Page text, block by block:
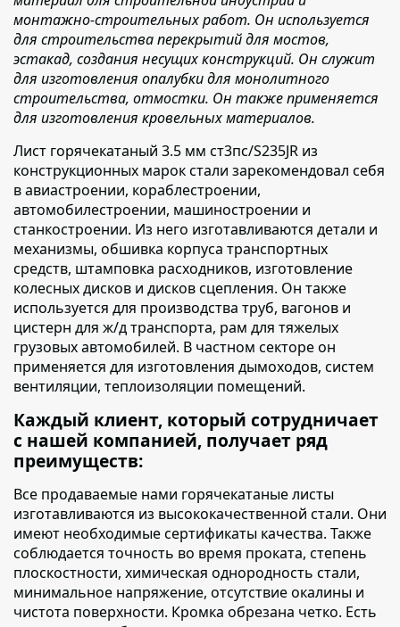
монтажно-строительных работ. Он используется
для строительства перекрытий для мостов,
эстакад, создания несущих конструкций. Он служит
для изготовления опалубки для монолитного
строительства, отмостки. Он также применяется
для изготовления кровельных материалов.
Лист горячекатаный 3.5 мм ст3пс/S235JR из
конструкционных марок стали зарекомендовал себя
в авиастроении, кораблестроении,
автомобилестроении, машиностроении и
станкостроении. Из него изготавливаются детали и
механизмы, обшивка корпуса транспортных
средств, штамповка расходников, изготовление
колесных дисков и дисков сцепления. Он также
используется для производства труб, вагонов и
цистерн для ж/д транспорта, рам для тяжелых
грузовых автомобилей. В частном секторе он
применяется для изготовления дымоходов, систем
вентиляции, теплоизоляции помещений.
Каждый клиент, который сотрудничает
с нашей компанией, получает ряд
преимуществ:
Все продаваемые нами горячекатаные листы
изготавливаются из высококачественной стали. Они
имеют необходимые сертификаты качества. Также
соблюдается точность во время проката, степень
плоскостности, химическая однородность стали,
минимальное напряжение, отсутствие окалины и
чистота поверхности. Кромка обрезана четко. Есть